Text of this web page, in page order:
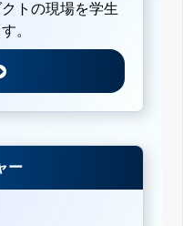
トの現場を学生
。
ー